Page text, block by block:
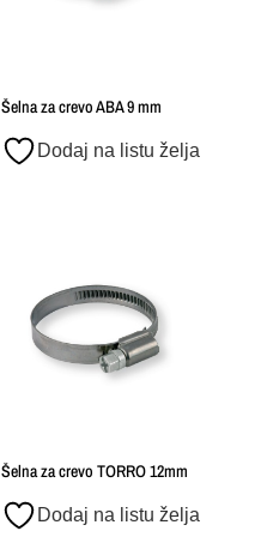
Šelna za crevo ABA 9 mm
Dodaj na listu želja
Šelna za crevo TORRO 12mm
Dodaj na listu želja